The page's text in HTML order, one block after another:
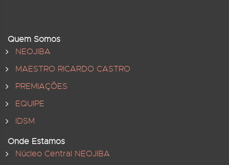
Quem Somos
NEOJIBA
MAESTRO RICARDO CASTRO
PREMIAÇÕES
EQUIPE
IDSM
Onde Estamos
Núcleo Central NEOJIBA